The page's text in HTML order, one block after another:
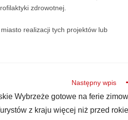
zdrowotnej.
realizacji tych projektów lub
Następny wpis
Wybrzeże gotowe na ferie
z kraju więcej niż przed